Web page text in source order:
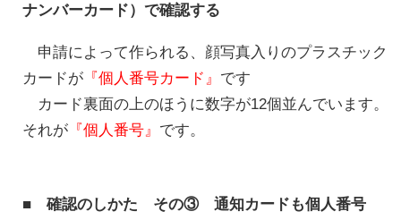
ナンバーカード）で確認する
申請によって作られる、顔写真入りのプラスチック
カードが 『個人番号カード』 です
カード裏面の上のほうに数字が12個並んでいます。
それが 『個人番号』 です。
■ 確認のしかた その③ 通知カードも個人番号